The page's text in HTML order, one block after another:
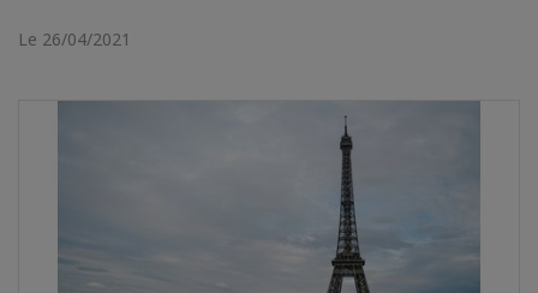
Le 26/04/2021